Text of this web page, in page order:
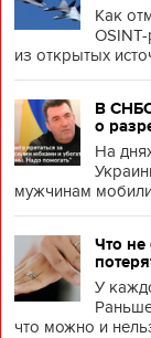
Как
из открытых
В
о
На
мужчинам
Что не
У
что можно и